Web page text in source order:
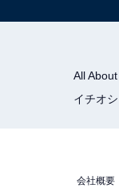
All About
イチオシ
会社概要